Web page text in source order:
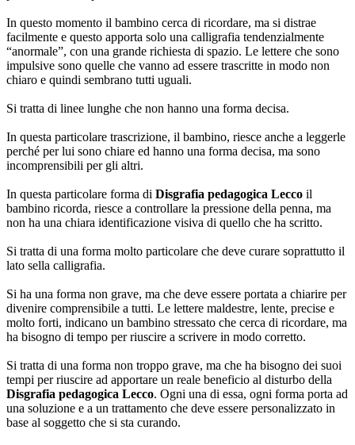
In questo momento il bambino cerca di ricordare, ma si distrae
facilmente e questo apporta solo una calligrafia tendenzialmente
“anormale”, con una grande richiesta di spazio. Le lettere che sono
impulsive sono quelle che vanno ad essere trascritte in modo non
chiaro e quindi sembrano tutti uguali.
Si tratta di linee lunghe che non hanno una forma decisa.
In questa particolare trascrizione, il bambino, riesce anche a leggerle
perché per lui sono chiare ed hanno una forma decisa, ma sono
incomprensibili per gli altri.
In questa particolare forma di Disgrafia pedagogica Lecco il
bambino ricorda, riesce a controllare la pressione della penna, ma
non ha una chiara identificazione visiva di quello che ha scritto.
Si tratta di una forma molto particolare che deve curare soprattutto il
lato sella calligrafia.
Si ha una forma non grave, ma che deve essere portata a chiarire per
divenire comprensibile a tutti. Le lettere maldestre, lente, precise e
molto forti, indicano un bambino stressato che cerca di ricordare, ma
ha bisogno di tempo per riuscire a scrivere in modo corretto.
Si tratta di una forma non troppo grave, ma che ha bisogno dei suoi
tempi per riuscire ad apportare un reale beneficio al disturbo della
Disgrafia pedagogica Lecco. Ogni una di essa, ogni forma porta ad
una soluzione e a un trattamento che deve essere personalizzato in
base al soggetto che si sta curando.